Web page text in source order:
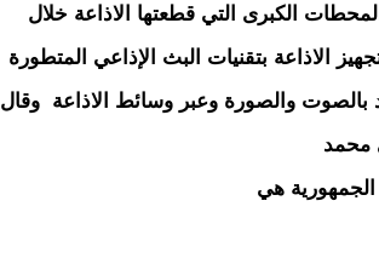
الكبرى التي قطعتها الاذاعة خلال
الاذاعة بتقنيات البث الإذاعي المتطورة
والصورة وعبر وسائط الاذاعة وقال
محمد
الجمهورية هي